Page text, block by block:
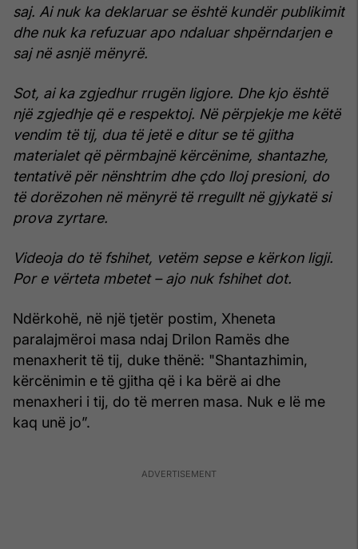
saj. Ai nuk ka deklaruar se është kundër publikimit
dhe nuk ka refuzuar apo ndaluar shpërndarjen e
saj në asnjë mënyrë.
Sot, ai ka zgjedhur rrugën ligjore. Dhe kjo është
një zgjedhje që e respektoj. Në përpjekje me këtë
vendim të tij, dua të jetë e ditur se të gjitha
materialet që përmbajnë kërcënime, shantazhe,
tentativë për nënshtrim dhe çdo lloj presioni, do
të dorëzohen në mënyrë të rregullt në gjykatë si
prova zyrtare.
Videoja do të fshihet, vetëm sepse e kërkon ligji.
Por e vërteta mbetet – ajo nuk fshihet dot.
Ndërkohë, në një tjetër postim, Xheneta
paralajmëroi masa ndaj Drilon Ramës dhe
menaxherit të tij, duke thënë: "Shantazhimin,
kërcënimin e të gjitha që i ka bërë ai dhe
menaxheri i tij, do të merren masa. Nuk e lë me
kaq unë jo”.